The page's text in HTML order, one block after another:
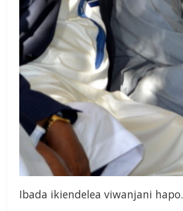
Ibada ikiendelea viwanjani hapo.